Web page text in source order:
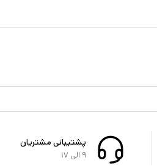
پشتیبانی مشتریان
۹ الی ۱۷